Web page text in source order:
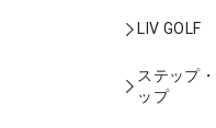
LIV GOLF
ステップ
ップ